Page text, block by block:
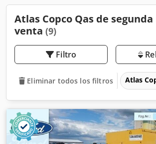
Atlas Copco Qas de
venta (9)
Filtro
Eliminar todos los filtros Atlas